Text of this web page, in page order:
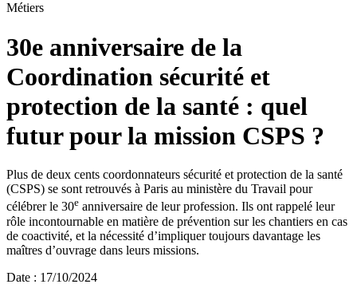
Métiers
30e anniversaire de la
Coordination sécurité et
protection de la santé : quel
futur pour la mission CSPS ?
Plus de deux cents coordonnateurs sécurité et protection de la santé
(CSPS) se sont retrouvés à Paris au ministère du Travail pour
célébrer le 30e anniversaire de leur profession. Ils ont rappelé leur
rôle incontournable en matière de prévention sur les chantiers en cas
de coactivité, et la nécessité d’impliquer toujours davantage les
maîtres d’ouvrage dans leurs missions.
Date : 17/10/2024